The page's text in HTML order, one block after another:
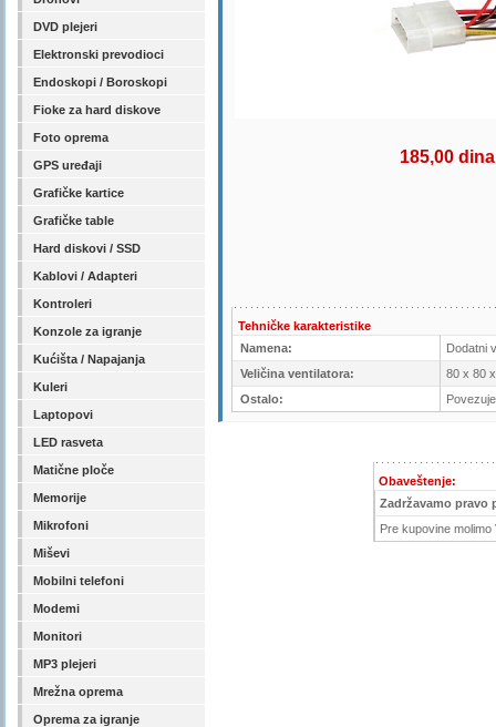
DVD plejeri
Elektronski prevodioci
Endoskopi / Boroskopi
Fioke za hard diskove
Foto oprema
GPS uređaji
Grafičke kartice
Grafičke table
Hard diskovi / SSD
Kablovi / Adapteri
Kontroleri
Konzole za igranje
Kućišta / Napajanja
Kuleri
Laptopovi
LED rasveta
Matične ploče
Memorije
Mikrofoni
Miševi
Mobilni telefoni
Modemi
Monitori
MP3 plejeri
Mrežna oprema
Oprema za igranje
185,00
Tehničke karakteristike
Namena:
Dodatni
Veličina ventilatora:
80 x 80
Ostalo:
Obaveštenje:
Zadržavamo pravo
Pre kupovine